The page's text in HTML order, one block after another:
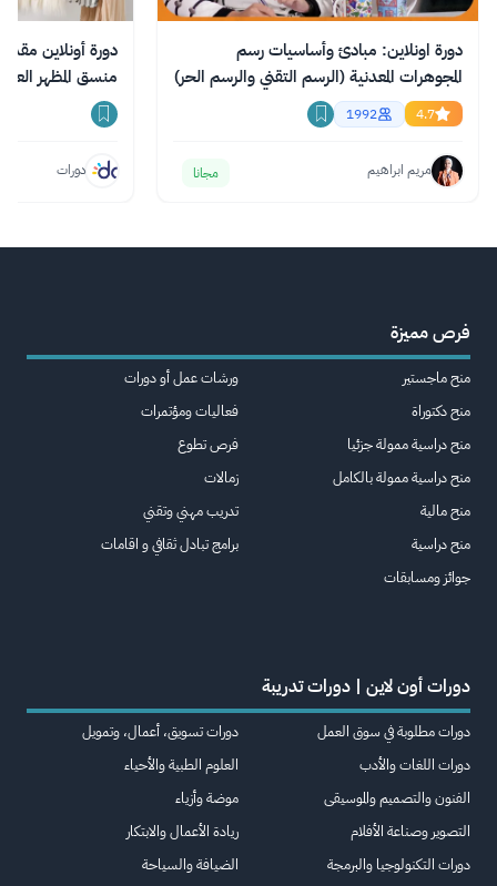
دورة اونلاين: مبادئ وأساسيات رسم
المجوهرات المعدنية (الرسم التقني والرسم الحر)
4.7
1992
مريم ابراهيم مجانا
دورة أونلاين
منسق المظهر
دورات
فرص مميزة
منح ماجستير
منح دكتوراة
منح دراسية ممولة جزئيا
منح دراسية ممولة بالكامل
منح مالية
منح دراسية
جوائز ومسابقات
ورشات عمل أو دورات
فعاليات ومؤتمرات
فرص تطوع
زمالات
تدريب مهني وتقني
برامج تبادل ثقافي و اقامات
دورات أون لاين | دورات تدريبة
دورات مطلوبة في سوق العمل
دورات اللغات والأدب
الفنون والتصميم والموسيقى
التصوير وصناعة الأفلام
دورات التكنولوجيا والبرمجة
دورات تسويق، أعمال، وتمويل
العلوم الطبية والأحياء
موضة وأزياء
ريادة الأعمال والابتكار
الضيافة والسياحة